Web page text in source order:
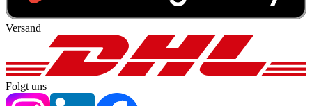
Versand
Folgt uns